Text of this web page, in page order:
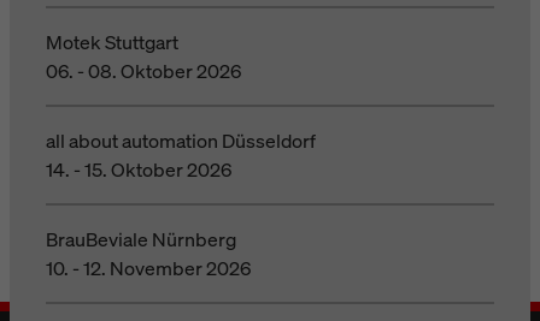
Motek Stuttgart
06. - 08. Oktober 2026
all about automation Düsseldorf
14. - 15. Oktober 2026
BrauBeviale Nürnberg
10. - 12. November 2026